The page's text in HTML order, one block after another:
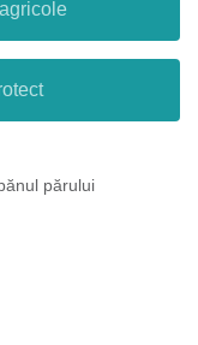
părului